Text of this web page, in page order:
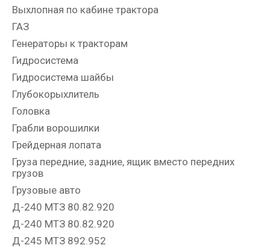
Выхлопная по кабине трактора
ГАЗ
Генераторы к тракторам
Гидросистема
Гидросистема шайбы
Глубокорыхлитель
Головка
Грабли ворошилки
Грейдерная лопата
Груза передние, задние, ящик вместо передних
грузов
Грузовые авто
Д-240 МТЗ 80.82.920
Д-240 МТЗ 80.82.920
Д-245 МТЗ 892.952